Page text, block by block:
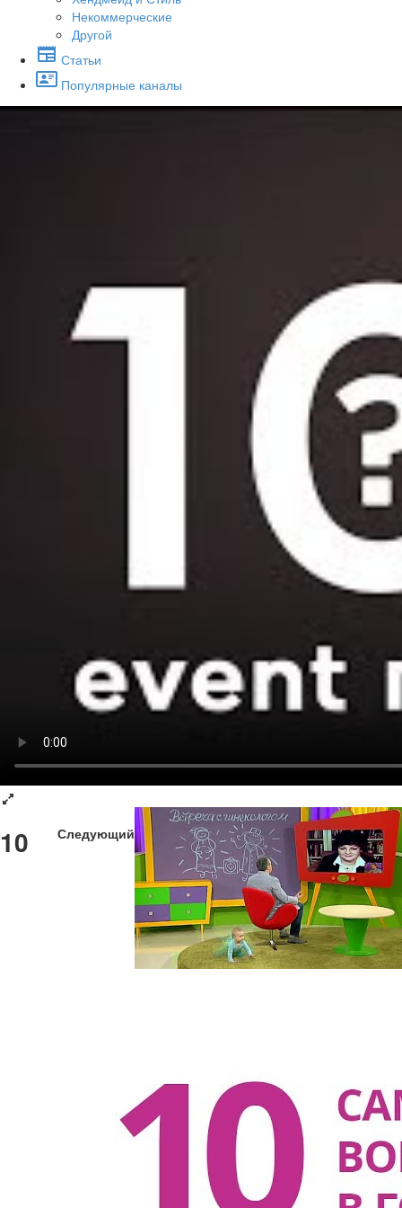
Некоммерческие
Другой
Статьи
Популярные каналы
Следующий
10